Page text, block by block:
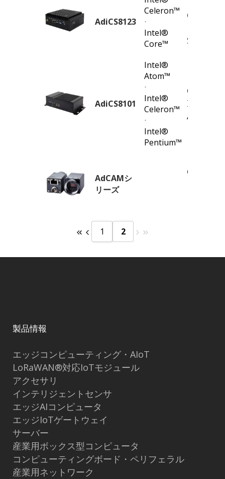
AdiCS8123
Celeron™
⋅
Intel®
Core™
Series
AdiCS8101
Intel®
Atom™
⋅
Intel®
Celeron™
⋅
Intel®
Pentium™
Intel®
Atom®/
AdCAMシ
リーズ
Camera
1 2
製品情報
エッジコンピューティング・AIoT
LoRaWAN®対応IoTモジュール
アクセサリ
インテリジェントセンサ
エッジAIコンピュータ
エッジIoTゲートウェイ
サーバー
産業用ボックス型コンピュータ
コンピューティングボード・ペリフェラル
産業用ネットワーク